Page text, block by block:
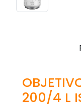
200/4 L